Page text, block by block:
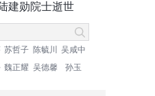
建勋院士逝世
苏哲子 陈毓川
吴咸中
魏正耀 吴德馨 孙玉